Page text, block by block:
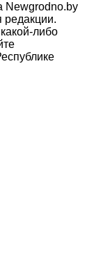
Newgrodno.by
редакции.
либо